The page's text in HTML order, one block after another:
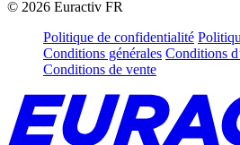
© 2026 Euractiv FR
Politique de confidentialité
Conditions générales Conditions
Conditions de vente